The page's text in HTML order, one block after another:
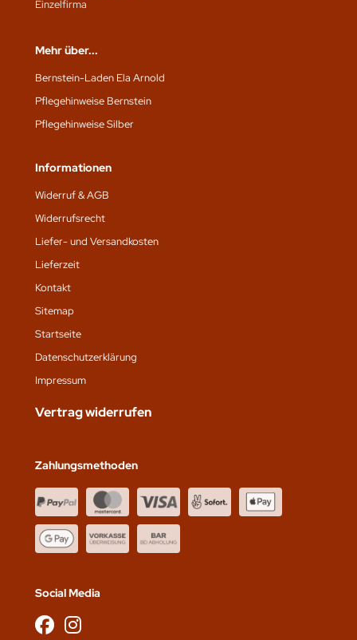
Einzelfirma
Mehr über...
Bernstein-Laden Ela Arnold
Pflegehinweise Bernstein
Pflegehinweise Silber
Informationen
Widerruf & AGB
Widerrufsrecht
Liefer- und Versandkosten
Lieferzeit
Kontakt
Sitemap
Startseite
Datenschutz­erklärung
Impressum
Vertrag widerrufen
Zahlungsmethoden
Social Media